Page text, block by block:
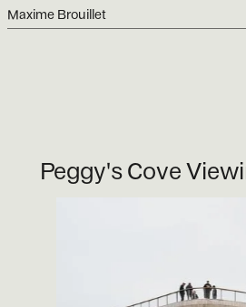
Maxime Brouillet
Peggy's Cove